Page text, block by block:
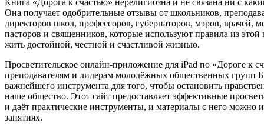
Она получает одобрительные отзывы от школьников,
директоров школ, профессоров, губернаторов, мэров, врачей,
пасторов и священников, которые используют правила из
жить достойной, честной и счастливой жизнью.
Просветительское онлайн-приложение для iPad по «Дороге к
преподавателям и лидерам молодёжных общественных
важнейшего инструмента для того, чтобы остановить
наше общество. Этот сайт предоставляет эффективные
и даёт практические инструменты, и материалы с него можно
занятиях.